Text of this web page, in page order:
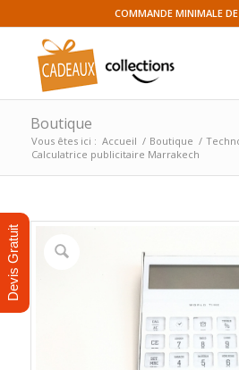
COMMANDE MINIMALE DE
Boutique
Vous êtes ici : Accueil / Boutique /
Calculatrice publicitaire Marrakech
Devis Gratuit